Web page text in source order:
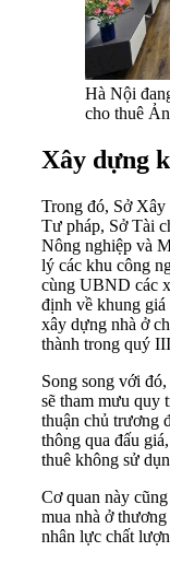
Hà Nội
cho thuê
Xây dựng
Trong đó, Sở
Tư pháp, Sở Tài
Nông nghiệp và
lý các khu công
cùng UBND các
định về khung
xây dựng nhà ở
thành trong quý
Song song với
sẽ tham mưu quy
thuận chủ trương
thông qua đấu
thuê không sử
Cơ quan này
mua nhà ở
nhân lực chất